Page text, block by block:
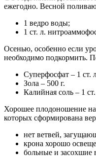
ежегодно. Весной
1 ведро воды;
1 ст. л.
Осенью, особенно если
необходимо подкормить.
Суперфосфат – 1 ст.
Зола – 500 г.
Калийная соль – 1
Хорошее плодоношение
которых сформирована
нет ветвей,
крона хорошо
больные и засохшие